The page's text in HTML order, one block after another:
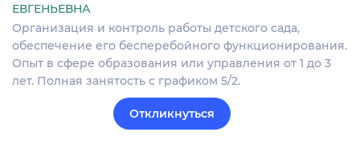
ЕВГЕНЬЕВНА
Организация и контроль работы детского сада,
обеспечение его бесперебойного функционирования.
Опыт в сфере образования или управления от 1 до 3
лет. Полная занятость с графиком 5/2.
Откликнуться